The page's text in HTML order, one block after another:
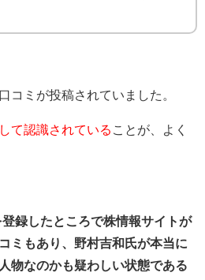
コミが投稿されていました。
て認識されている ことが、よく
登録したところで株情報サイトが
ミもあり、野村吉和氏が本当に
物なのかも疑わしい状態である